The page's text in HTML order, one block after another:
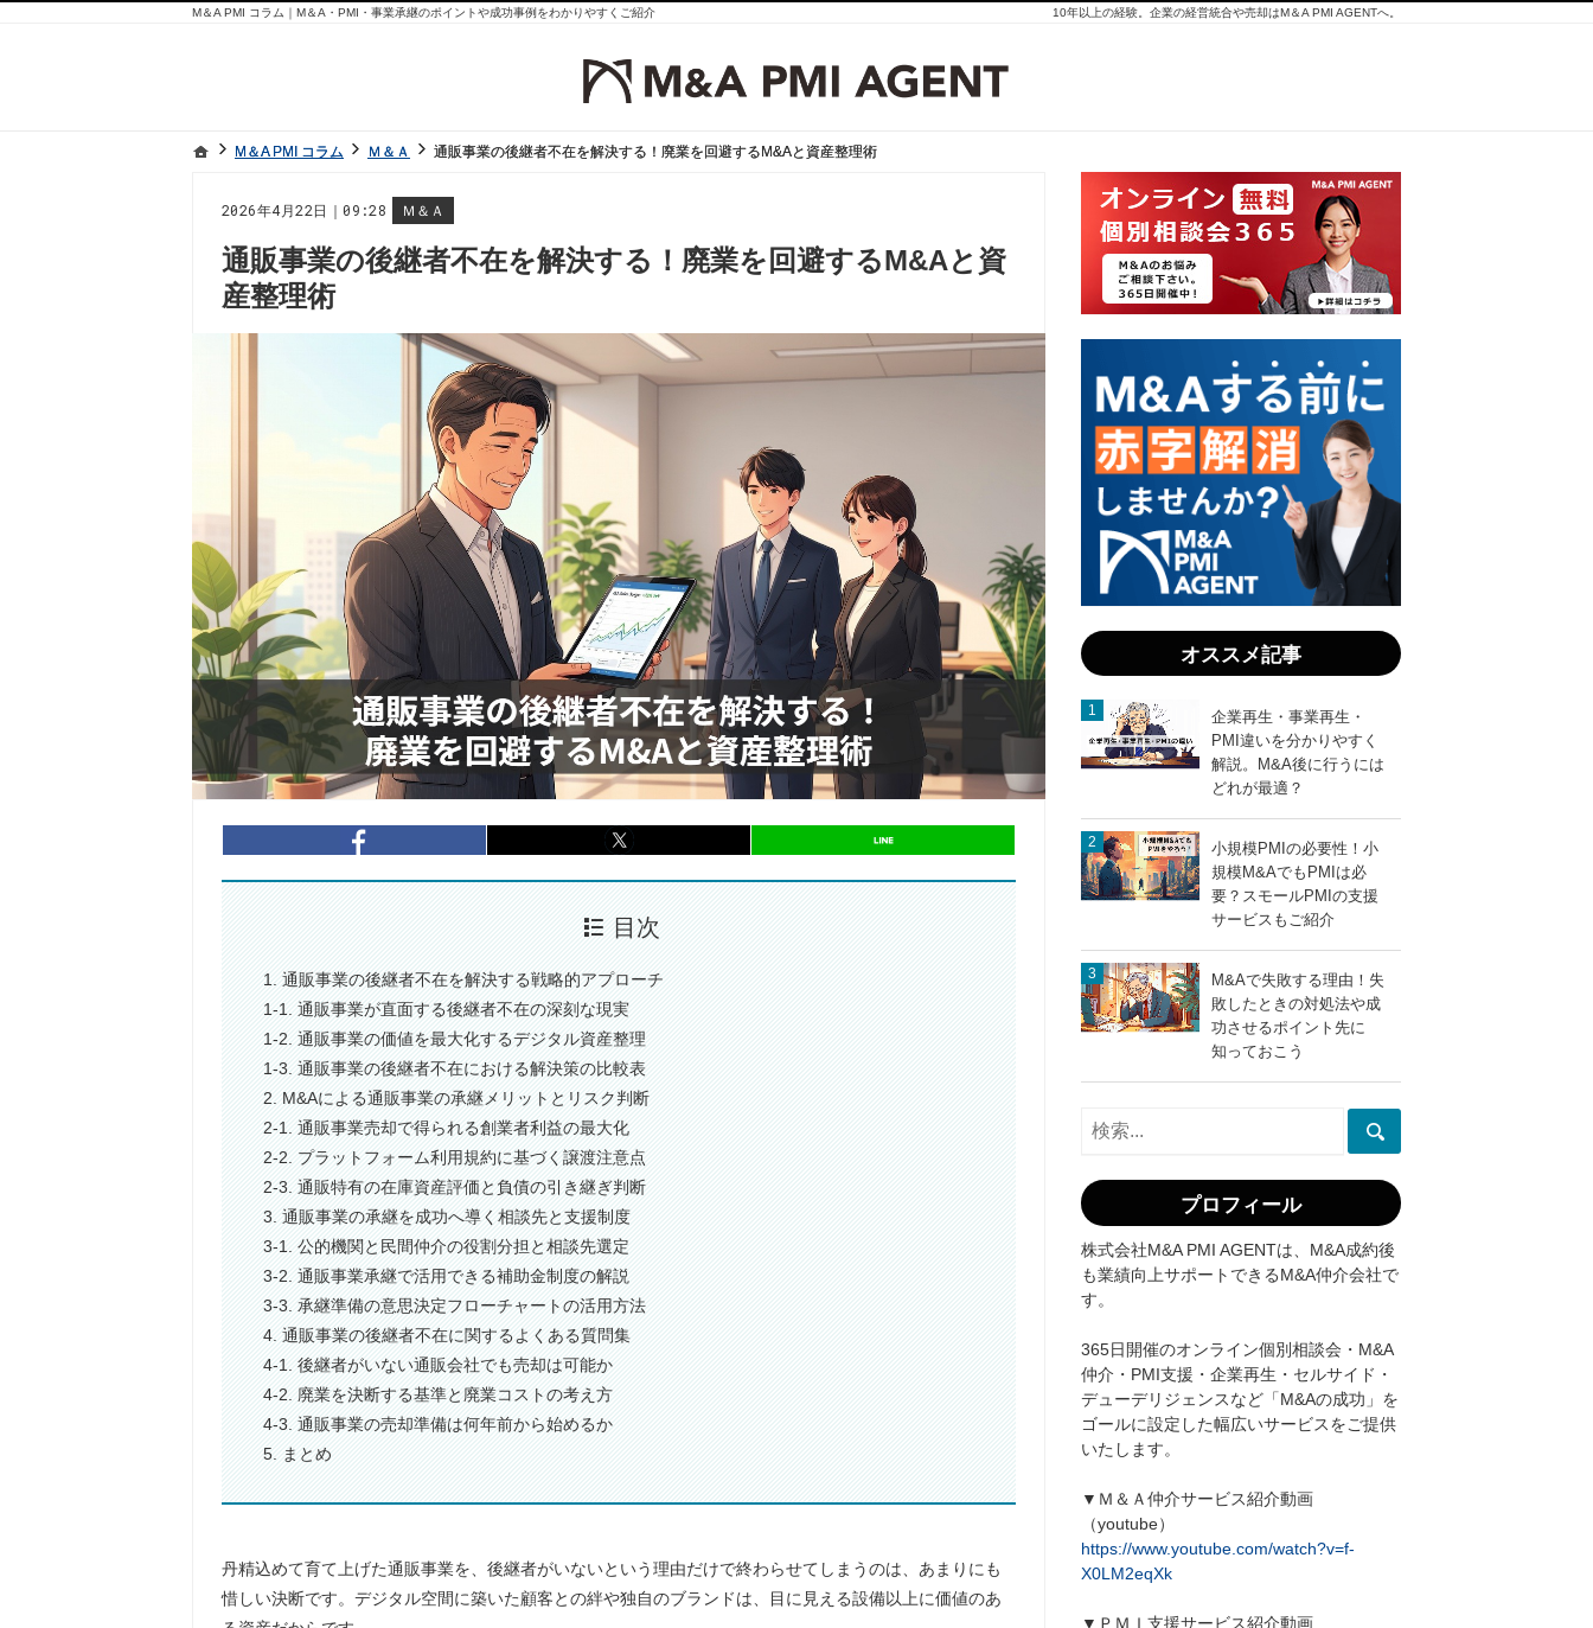
ホームM＆A PMI コラム Ｍ＆Ａ 通販事業の後継者不在を解決する！廃業を回避するM&Aと資産整理術
2026年4月22日｜09:28 Ｍ＆Ａ
通販事業の後継者不在を解決する！廃業を回避するM&Aと資
産整理術
10年以上の経験。企業の経営統合や売却はM＆A PMI AGENTへ。
M＆A PMI コラム｜M＆A・PMI・事業承継のポイントや成功事例をわかりやすくご紹介
通販
事業
の後
継者
不在
を解
決す
を回
る
M&A
産整
理術
entry949シェア シェア entry949 LINEで送る
目次
1. 通販事業の後継者不在を解決する戦略的アプローチ
1-1. 通販事業が直面する後継者不在の深刻な現実
1-2. 通販事業の価値を最大化するデジタル資産整理
1-3. 通販事業の後継者不在における解決策の比較表
2. M&Aによる通販事業の承継メリットとリスク判断
2-1. 通販事業売却で得られる創業者利益の最大化
2-2. プラットフォーム利用規約に基づく譲渡注意点
2-3. 通販特有の在庫資産評価と負債の引き継ぎ判断
3. 通販事業の承継を成功へ導く相談先と支援制度
3-1. 公的機関と民間仲介の役割分担と相談先選定
3-2. 通販事業承継で活用できる補助金制度の解説
3-3. 承継準備の意思決定フローチャートの活用方法
4. 通販事業の後継者不在に関するよくある質問集
4-1. 後継者がいない通販会社でも売却は可能か
4-2. 廃業を決断する基準と廃業コストの考え方
4-3. 通販事業の売却準備は何年前から始めるか
5. まとめ
丹精込めて育て上げた通販事業を、後継者がいないという理由だけで終わらせてしまうのは、あまりにも
惜しい決断です。デジタル空間に築いた顧客との絆や独自のブランドは、目に見える設備以上に価値のあ
オススメ記事
企業再生・事業再生・
PMI違いを分かりやすく
解説。M&A後に行うには
どれが最適？
小規模PMIの必要性！小
規模M&AでもPMIは必
要？スモールPMIの支援
サービスもご紹介
M&Aで失敗する理由！失
敗したときの対処法や成
功させるポイント先に
知っておこう
プロフィール
株式会社M&A PMI AGENTは、M&A成約後
も業績向上サポートできるM&A仲介会社で
す。
365日開催のオンライン個別相談会・M&A
仲介・PMI支援・企業再生・セルサイド・
デューデリジェンスなど「M&Aの成功」を
ゴールに設定した幅広いサービスをご提供
いたします。
▼Ｍ＆Ａ仲介サービス紹介動画
（youtube）
https://www.youtube.com/watch?v=f-
X0LM2eqXk
▼ＰＭＩ支援サービス紹介動画
ホームM＆A PMI コラム Ｍ＆Ａ 通販事業の後継者不在を解決する！廃業を回避するM&Aと資産整理術